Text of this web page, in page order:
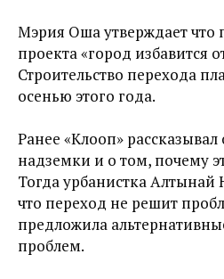
Мэрия Оша утверждает что
проекта «город избавится
Строительство перехода
осенью этого года.
Ранее «Клооп» рассказывал
надземки и о том, почему
Тогда урбанистка Алтынай
что переход не решит
предложила
проблем.